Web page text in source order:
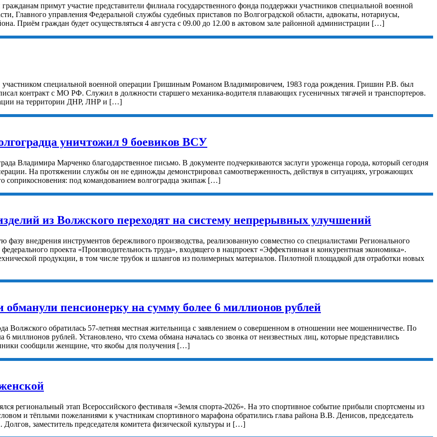
примут участие представители филиала государственного фонда поддержки участников специальной военной
Главного управления Федеральной службы судебных приставов по Волгоградской области, адвокаты, нотариусы,
Приём граждан будет осуществляться 4 августа с 09.00 до 12.00 в актовом зале районной администрации […]
участником специальной военной операции Гришиным Романом Владимировичем, 1983 года рождения. Гришин Р.В. был
контракт с МО РФ. Служил в должности старшего механика-водителя плавающих гусеничных тягачей и транспортеров.
на территории ДНР, ЛНР и […]
уничтожил 9 боевиков ВСУ
Владимира Марченко благодарственное письмо. В документе подчеркиваются заслуги уроженца города, который сегодня
На протяжении службы он не единожды демонстрировал самоотверженность, действуя в ситуациях, угрожающих
соприкосновения: под командованием волгоградца экипаж […]
из Волжского переходят на систему непрерывных улучшений
внедрения инструментов бережливого производства, реализованную совместно со специалистами Регионального
проекта «Производительность труда», входящего в нацпроект «Эффективная и конкурентная экономика».
продукции, в том числе трубок и шлангов из полимерных материалов. Пилотной площадкой для отработки новых
пенсионерку на сумму более 6 миллионов рублей
Волжского обратилась 57-летняя местная жительница с заявлением о совершенном в отношении нее мошенничестве. По
рублей. Установлено, что схема обмана началась со звонка от неизвестных лиц, которые представились
сообщили женщине, что якобы для получения […]
региональный этап Всероссийского фестиваля «Земля спорта-2026». На это спортивное событие прибыли спортсмены из
и тёплыми пожеланиями к участникам спортивного марафона обратились глава района В.В. Денисов, председатель
заместитель председателя комитета физической культуры и […]